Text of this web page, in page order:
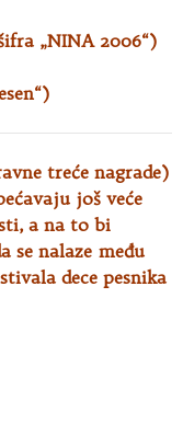
„NINA 2006“)
treće nagrade)
još veće
a na to bi
se nalaze među
dece pesnika